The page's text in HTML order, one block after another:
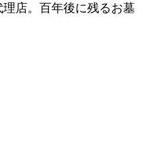
店。百年後に残るお墓